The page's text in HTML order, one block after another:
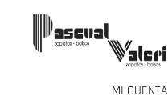
MI CUENTA